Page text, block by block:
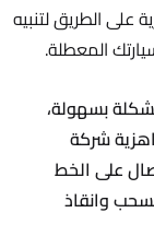
على الطريق لتنبيه
المعطلة.
بسهولة،
شركة
على الخط
وانقاذ